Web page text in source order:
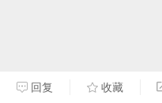
回复 收藏